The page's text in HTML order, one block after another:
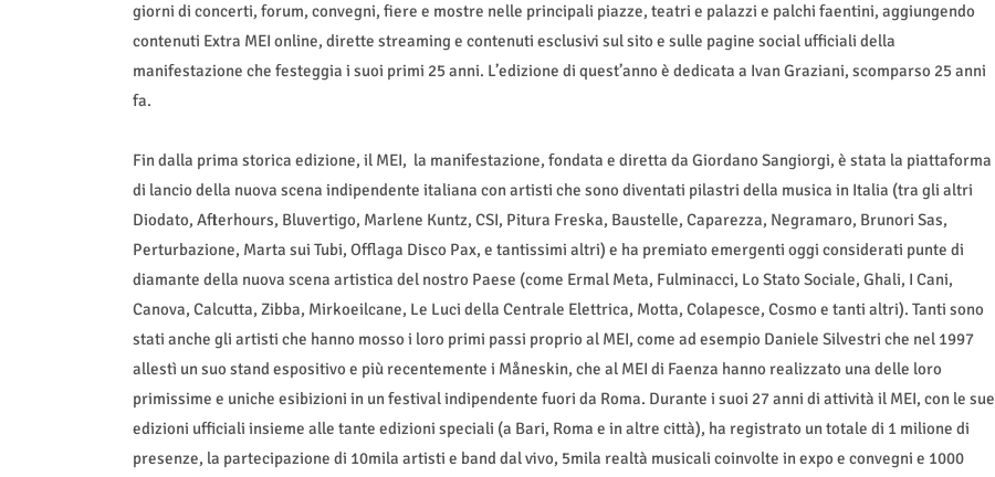
giorni di concerti, forum, convegni, fiere e mostre nelle principali piazze, teatri e palazzi e palchi faentini, aggiungendo
contenuti Extra MEI online, dirette streaming e contenuti esclusivi sul sito e sulle pagine social ufficiali della
manifestazione che festeggia i suoi primi 25 anni. L’edizione di quest’anno è dedicata a Ivan Graziani, scomparso 25 anni
fa.
Fin dalla prima storica edizione, il MEI, la manifestazione, fondata e diretta da Giordano Sangiorgi, è stata la piattaforma
di lancio della nuova scena indipendente italiana con artisti che sono diventati pilastri della musica in Italia (tra gli altri
Diodato, Afterhours, Bluvertigo, Marlene Kuntz, CSI, Pitura Freska, Baustelle, Caparezza, Negramaro, Brunori Sas,
Perturbazione, Marta sui Tubi, Offlaga Disco Pax, e tantissimi altri) e ha premiato emergenti oggi considerati punte di
diamante della nuova scena artistica del nostro Paese (come Ermal Meta, Fulminacci, Lo Stato Sociale, Ghali, I Cani,
Canova, Calcutta, Zibba, Mirkoeilcane, Le Luci della Centrale Elettrica, Motta, Colapesce, Cosmo e tanti altri). Tanti sono
stati anche gli artisti che hanno mosso i loro primi passi proprio al MEI, come ad esempio Daniele Silvestri che nel 1997
allestì un suo stand espositivo e più recentemente i Måneskin, che al MEI di Faenza hanno realizzato una delle loro
primissime e uniche esibizioni in un festival indipendente fuori da Roma. Durante i suoi 27 anni di attività il MEI, con le sue
edizioni ufficiali insieme alle tante edizioni speciali (a Bari, Roma e in altre città), ha registrato un totale di 1 milione di
presenze, la partecipazione di 10mila artisti e band dal vivo, 5mila realtà musicali coinvolte in expo e convegni e 1000